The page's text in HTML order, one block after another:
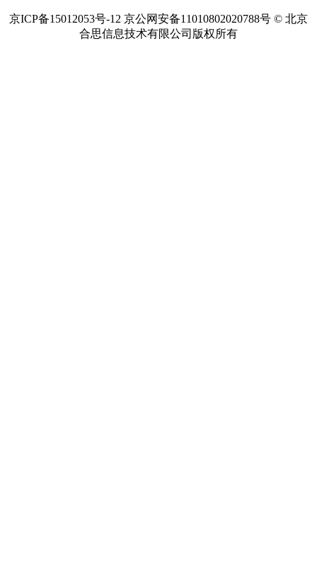
京ICP备15012053号-12 京公网安备11010802020788号 © 北京
合思信息技术有限公司版权所有